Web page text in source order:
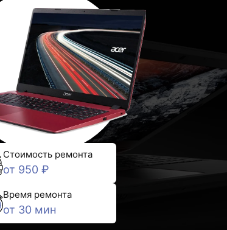
Стоимость ремонта
от 950 ₽
Время ремонта
от 30 мин